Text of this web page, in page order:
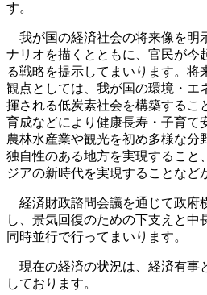
す。
我が国の経済社会の将来像を明
ナリオを描くとともに、官民が今
る戦略を提示してまいります。将
観点としては、我が国の環境・エ
揮される低炭素社会を構築するこ
育成などにより健康長寿・子育て
農林水産業や観光を初め多様な分
独自性のある地方を実現すること
ジアの新時代を実現することなど
経済財政諮問会議を通じて政府
し、景気回復のための下支えと中
同時並行で行ってまいります。
現在の経済の状況は、経済有事
しております。